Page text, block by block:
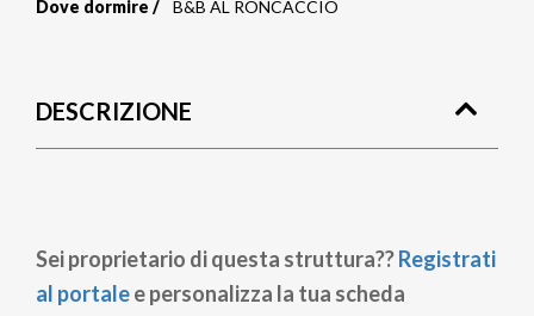
pane
Dove dormire B&B AL RONCACCIO
DESCRIZIONE
Sei proprietario di questa struttura??Registrati
al portalee personalizza la tua scheda